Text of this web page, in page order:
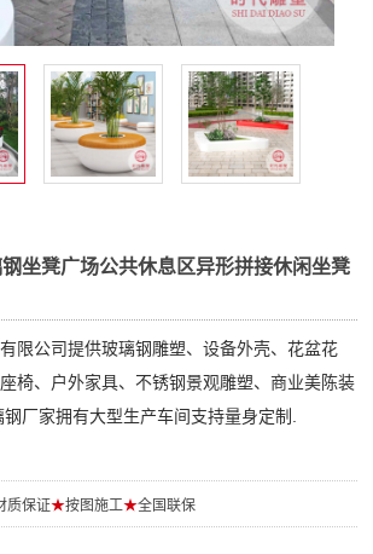
坐凳广场公共休息区异形拼接休闲坐凳
限公司提供玻璃钢雕塑、设备外壳、花盆花
椅、户外家具、不锈钢景观雕塑、商业美陈装
厂家拥有大型生产车间支持量身定制.
质保证★按图施工★全国联保